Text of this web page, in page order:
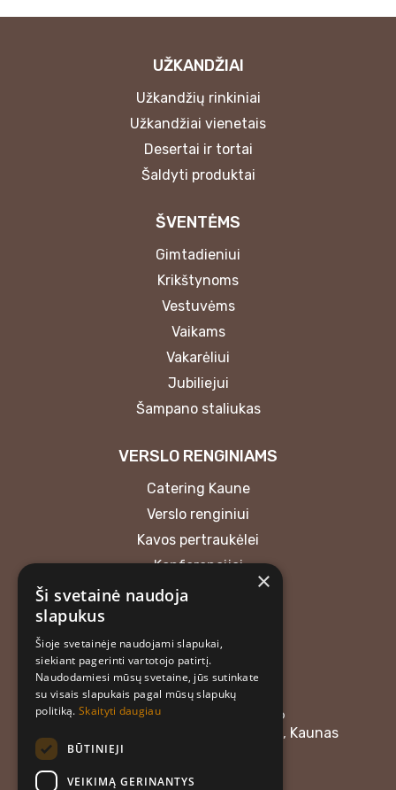
UŽKANDŽIAI
Užkandžių rinkiniai
Užkandžiai vienetais
Desertai ir tortai
Šaldyti produktai
ŠVENTĖMS
Gimtadieniui
Krikštynoms
Vestuvėms
Vaikams
Vakarėliui
Jubiliejui
Šampano staliukas
VERSLO RENGINIAMS
Catering Kaune
Verslo renginiui
Kavos pertraukėlei
Konferencijai
MB “Atrask skonį”
+37062018165
atraskskoni@gmail.com
Įmonės kodas: 304476576
Adresas: Linkuvos g. 58, LT-48357, Kaunas
I–IV: 08:00–12:00
×
Ši svetainė naudoja
slapukus
Šioje svetainėje naudojami slapukai,
siekiant pagerinti vartotojo patirtį.
Naudodamiesi mūsų svetaine, jūs sutinkate
su visais slapukais pagal mūsų slapukų
politiką. Skaityti daugiau
BŪTINIEJI
VEIKIMĄ GERINANTYS